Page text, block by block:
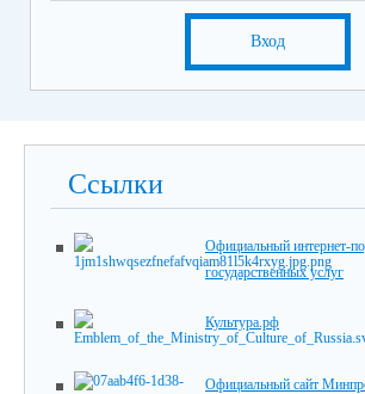
Вход
Ссылки
Официальный интернет-
государственных услуг
Культура.рф
Официальный сайт